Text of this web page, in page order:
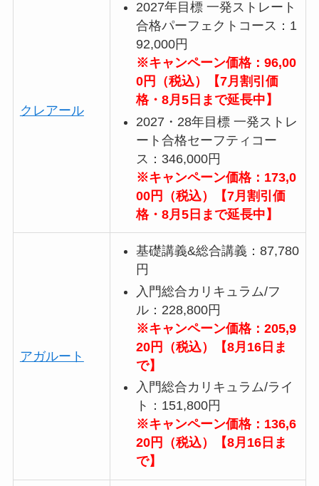
クレアール
2027年目標 一発ストレート
合格パーフェクトコース：1
92,000円
※キャンペーン価格：96,00
0円（税込）【7月割引価
格・8月5日まで延長中】
2027・28年目標 一発ストレ
ート合格セーフティコー
ス：346,000円
※キャンペーン価格：173,0
00円（税込）【7月割引価
格・8月5日まで延長中】
アガルート
基礎講義&総合講義：87,780
円
入門総合カリキュラム/フ
ル：228,800円
※キャンペーン価格：205,9
20円（税込）【8月16日ま
で】
入門総合カリキュラム/ライ
ト：151,800円
※キャンペーン価格：136,6
20円（税込）【8月16日ま
で】